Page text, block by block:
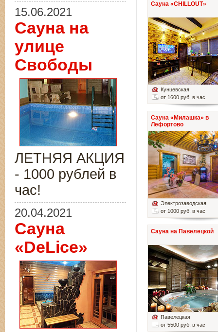
Сауна «CHILLOUT»
Кунцевская
от 1600 руб. в час
Сауна «Милашка» в
Лефортово
Электрозаводская
от 1000 руб. в час
Сауна на Павелецкой
Павелецкая
от 5500 руб. в час
15.06.2021
Сауна на
улице
Свободы
ЛЕТНЯЯ АКЦИЯ
- 1000 рублей в
час!
20.04.2021
Сауна
«DeLice»